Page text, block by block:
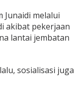
Junaidi melalui
akibat pekerjaan
lantai jembatan
sosialisasi juga